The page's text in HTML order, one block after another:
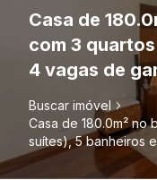
Casa de
com 3
4 vagas de
Buscar imóvel
Casa de 180.0m² no
suítes), 5 banheiros